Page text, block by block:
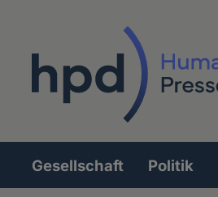
Hauptnavigation
Gesellschaft Politik